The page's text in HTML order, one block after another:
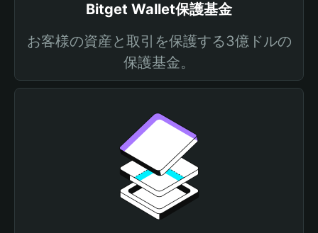
Bitget Wallet保護基金
お客様の資産と取引を保護する3億ドルの
保護基金。